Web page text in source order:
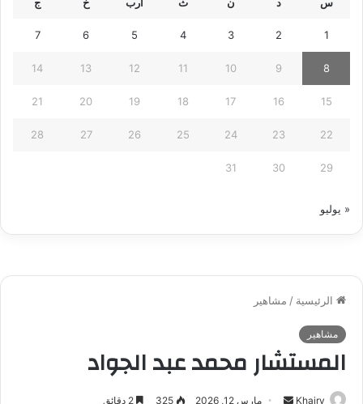
س د ن ث أرب خ ج
1
2
3
4
5
6
7
8
9
10
11
12
13
14
15
16
17
18
19
20
21
22
23
24
25
26
27
28
29
30
31
« يوليو